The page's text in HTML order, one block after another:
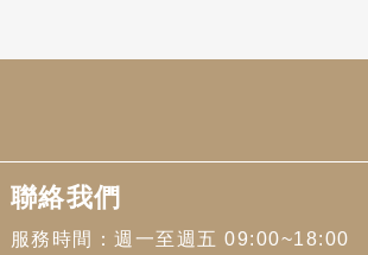
聯絡我們
服務時間：週一至週五 09:00~18:00